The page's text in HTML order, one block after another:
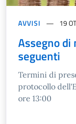
AVVISI 19
Assegno
seguenti
Termini di
protocollo
ore 13:00